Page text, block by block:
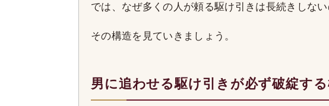
では、なぜ多くの人が頼る駆け引きは長続きしない
その構造を見ていきましょう。
男に追わせる駆け引きが必ず破綻す